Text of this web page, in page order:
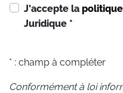
J'accepte la
Juridique *
* : champ à compléter
Conformément à loi